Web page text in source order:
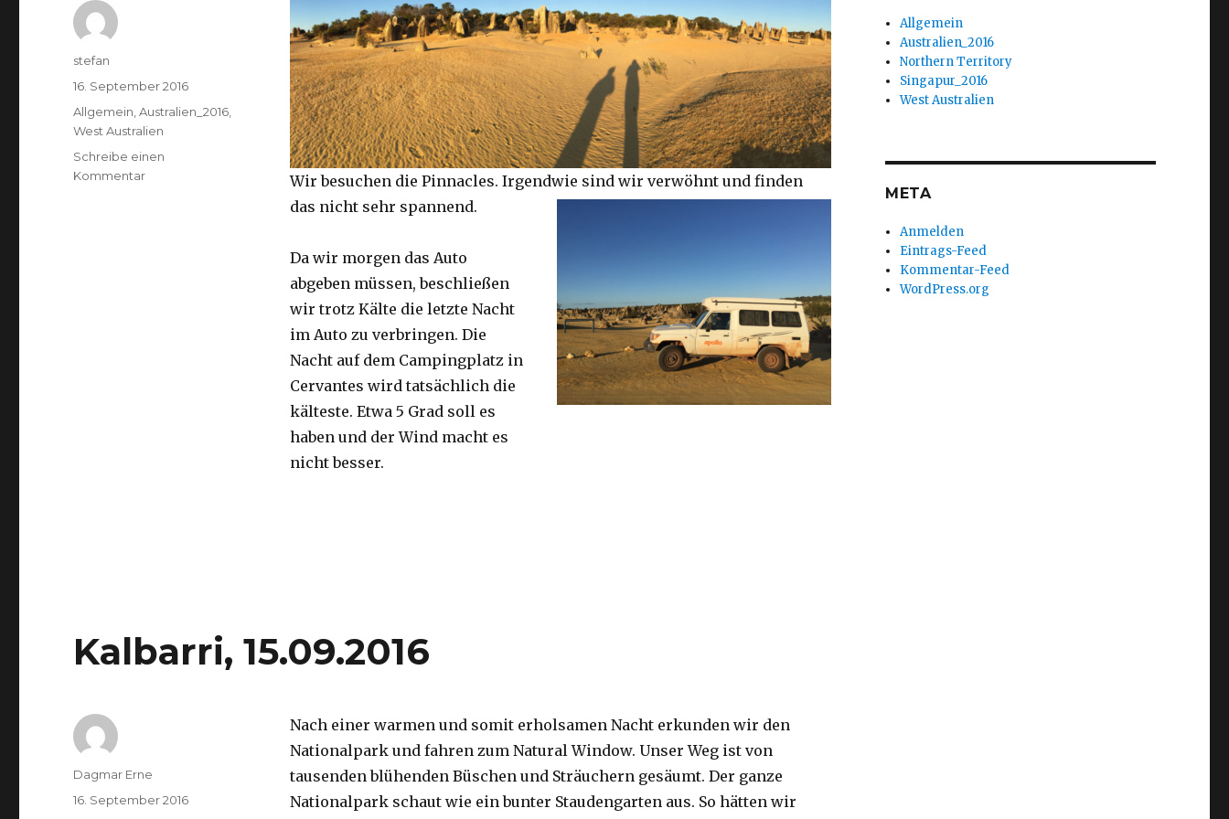
Wir besuchen die Pinnacles. Irgendwie sind wir verwöhnt und finden
das nicht sehr spannend.
Da wir morgen das Auto
abgeben müssen, beschließen
wir trotz Kälte die letzte Nacht
im Auto zu verbringen. Die
Nacht auf dem Campingplatz in
Cervantes wird tatsächlich die
kälteste. Etwa 5 Grad soll es
haben und der Wind macht es
nicht besser.
Autor
stefan
Veröffentlicht
am
16. September 2016
Kategorien
Allgemein,Australien_2016,
West Australien
Schreibe einen
Kommentarzu
Kalbarri, 15.09.2016
Nach einer warmen und somit erholsamen Nacht erkunden wir den
Nationalpark und fahren zum Natural Window. Unser Weg ist von
tausenden blühenden Büschen und Sträuchern gesäumt. Der ganze
Nationalpark schaut wie ein bunter Staudengarten aus. So hätten wir
Autor
Dagmar Erne
Veröffentlicht
16. September 2016
Allgemein
Australien_2016
Northern Territory
Singapur_2016
West Australien
META
Anmelden
Eintrags-Feed
Kommentar-Feed
WordPress.org